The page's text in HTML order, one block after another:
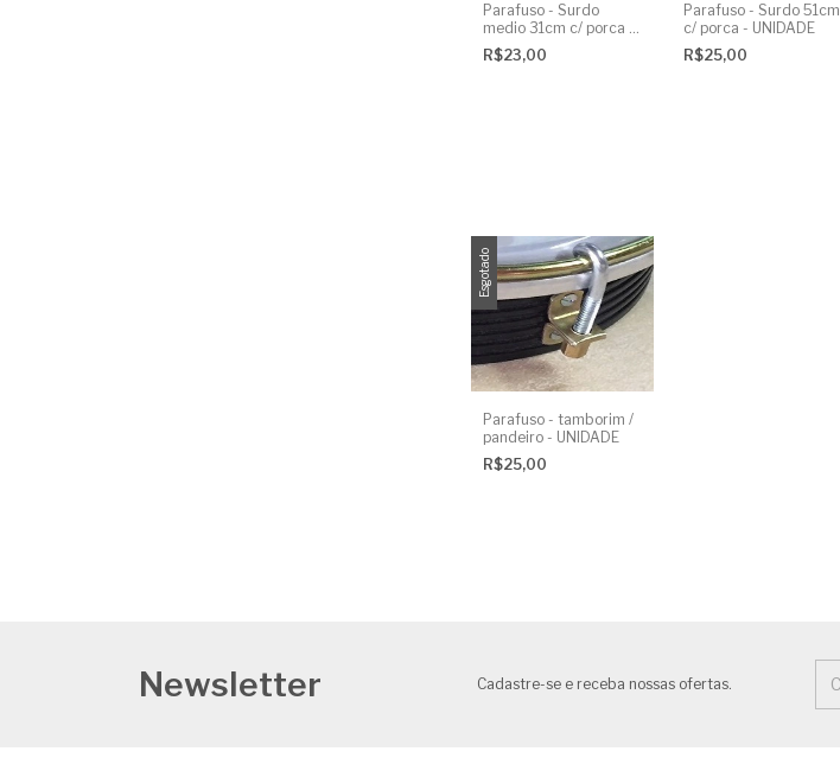
Parafuso - Surdo
medio 31cm c/ porca -
UNIDADE
R$23,00
Parafuso - Surdo 51cm
c/ porca - UNIDADE
R$25,00
Esgotado
Parafuso - tamborim /
pandeiro - UNIDADE
R$25,00
Newsletter Cadastre-se e receba nossas ofertas.